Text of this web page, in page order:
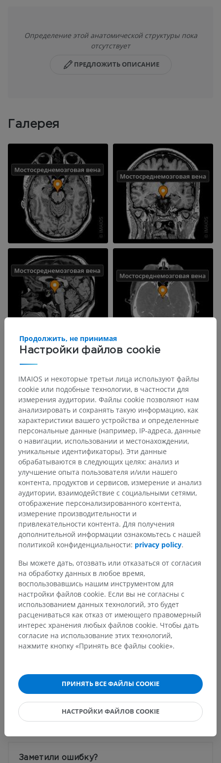
Определение этой анатомической структуры пока
отсутствует
ПРЕДЛОЖИТЬ ОПИСАНИЕ
Галерея
Анатомическая иерархия
Человеческое тело> Systemata integrantia
Сердечно-сосудистая система>
Venae systemicae> Venae craniales>
Мозговые вены> Вены ствола головного мозга>
Мостосреднемозговая вена
Основные структуры:Нет анатомических терминов,
относящихся к этой части тела
Анатомия человека 1
Переводы
Заметили ошибку?
Настройки файлов cookie
Продолжить, не принимая
IMAIOS и некоторые третьи лица используют файлы
cookie или подобные технологии, в частности для
измерения аудитории. Файлы cookie позволяют нам
анализировать и сохранять такую информацию, как
характеристики вашего устройства и определенные
персональные данные (например, IP-адреса, данные
о навигации, использовании и местонахождении,
уникальные идентификаторы). Эти данные
обрабатываются в следующих целях: анализ и
улучшение опыта пользователя и/или нашего
контента, продуктов и сервисов, измерение и анализ
аудитории, взаимодействие с социальными сетями,
отображение персонализированного контента,
измерение производительности и
привлекательности контента. Для получения
дополнительной информации ознакомьтесь с нашей
политикой конфиденциальности: privacy policy.
Вы можете дать, отозвать или отказаться от согласия
на обработку данных в любое время,
воспользовавшись нашим инструментом для
настройки файлов cookie. Если вы не согласны с
использованием данных технологий, это будет
расцениваться как отказ от имеющего правомерный
интерес хранения любых файлов cookie. Чтобы дать
согласие на использование этих технологий,
нажмите кнопку «Принять все файлы cookie».
ПРИНЯТЬ ВСЕ ФАЙЛЫ COOKIE
НАСТРОЙКИ ФАЙЛОВ COOKIE